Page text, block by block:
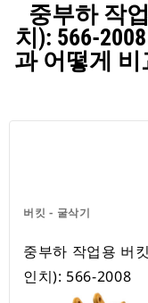
중부하 작
치): 566-
과 어떻게
버킷 - 굴삭기
중부하 작업용 버
인치): 566-2008